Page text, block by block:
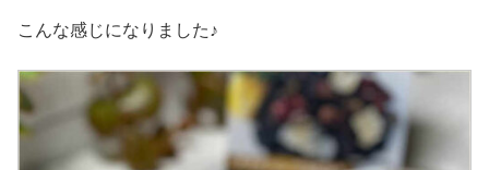
こんな感じになりました♪